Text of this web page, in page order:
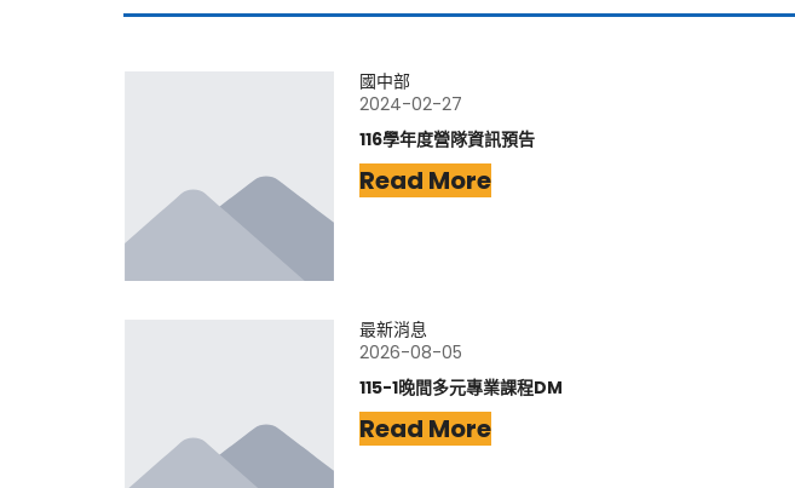
國中部
2024-02-27
116學年度營隊資訊預告
Read More
最新消息
2026-08-05
115-1晚間多元專業課程DM
Read More